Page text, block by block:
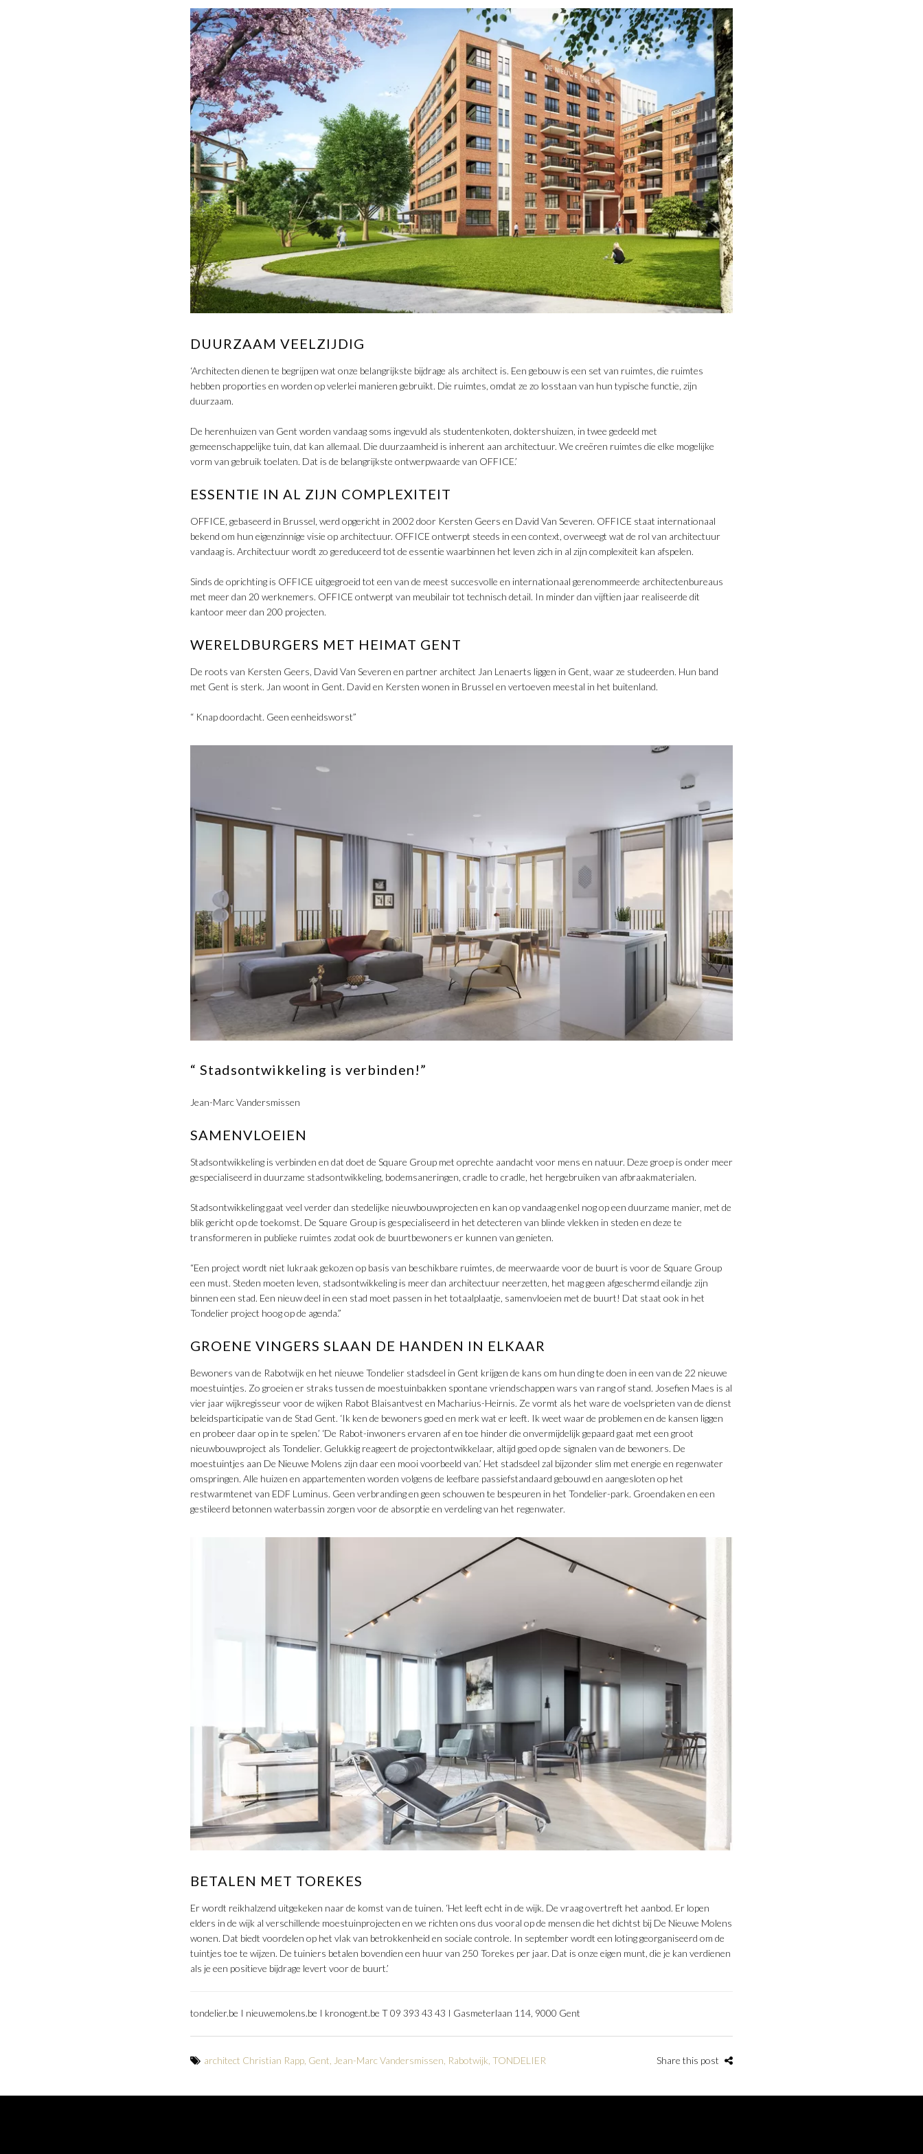
DUURZAAM VEELZIJDIG
‘Architecten dienen te begrijpen wat onze belangrijkste bijdrage als architect is. Een gebouw is een set van ruimtes, die ruimtes
hebben proporties en worden op velerlei manieren gebruikt. Die ruimtes, omdat ze zo losstaan van hun typische functie, zijn
duurzaam.
De herenhuizen van Gent worden vandaag soms ingevuld als studentenkoten, doktershuizen, in twee gedeeld met
gemeenschappelijke tuin, dat kan allemaal. Die duurzaamheid is inherent aan architectuur. We creëren ruimtes die elke mogelijke
vorm van gebruik toelaten. Dat is de belangrijkste ontwerpwaarde van OFFICE.’
ESSENTIE IN AL ZIJN COMPLEXITEIT
OFFICE, gebaseerd in Brussel, werd opgericht in 2002 door Kersten Geers en David Van Severen. OFFICE staat internationaal
bekend om hun eigenzinnige visie op architectuur. OFFICE ontwerpt steeds in een context, overweegt wat de rol van architectuur
vandaag is. Architectuur wordt zo gereduceerd tot de essentie waarbinnen het leven zich in al zijn complexiteit kan afspelen.
Sinds de oprichting is OFFICE uitgegroeid tot een van de meest succesvolle en internationaal gerenommeerde architectenbureaus
met meer dan 20 werknemers. OFFICE ontwerpt van meubilair tot technisch detail. In minder dan vijftien jaar realiseerde dit
kantoor meer dan 200 projecten.
WERELDBURGERS MET HEIMAT GENT
De roots van Kersten Geers, David Van Severen en partner architect Jan Lenaerts liggen in Gent, waar ze studeerden. Hun band
met Gent is sterk. Jan woont in Gent. David en Kersten wonen in Brussel en vertoeven meestal in het buitenland.
“ Knap doordacht. Geen eenheidsworst”
“ Stadsontwikkeling is verbinden!”
Jean-Marc Vandersmissen
SAMENVLOEIEN
Stadsontwikkeling is verbinden en dat doet de Square Group met oprechte aandacht voor mens en natuur. Deze groep is onder meer
gespecialiseerd in duurzame stadsontwikkeling, bodemsaneringen, cradle to cradle, het hergebruiken van afbraakmaterialen.
Stadsontwikkeling gaat veel verder dan stedelijke nieuwbouwprojecten en kan op vandaag enkel nog op een duurzame manier, met de
blik gericht op de toekomst. De Square Group is gespecialiseerd in het detecteren van blinde vlekken in steden en deze te
transformeren in publieke ruimtes zodat ook de buurtbewoners er kunnen van genieten.
“Een project wordt niet lukraak gekozen op basis van beschikbare ruimtes, de meerwaarde voor de buurt is voor de Square Group
een must. Steden moeten leven, stadsontwikkeling is meer dan architectuur neerzetten, het mag geen afgeschermd eilandje zijn
binnen een stad. Een nieuw deel in een stad moet passen in het totaalplaatje, samenvloeien met de buurt! Dat staat ook in het
Tondelier project hoog op de agenda.”
GROENE VINGERS SLAAN DE HANDEN IN ELKAAR
Bewoners van de Rabotwijk en het nieuwe Tondelier stadsdeel in Gent krijgen de kans om hun ding te doen in een van de 22 nieuwe
moestuintjes. Zo groeien er straks tussen de moestuinbakken spontane vriendschappen wars van rang of stand. Josefien Maes is al
vier jaar wijkregisseur voor de wijken Rabot Blaisantvest en Macharius-Heirnis. Ze vormt als het ware de voelsprieten van de dienst
beleidsparticipatie van de Stad Gent. ‘Ik ken de bewoners goed en merk wat er leeft. Ik weet waar de problemen en de kansen liggen
en probeer daar op in te spelen.’ ‘De Rabot-inwoners ervaren af en toe hinder die onvermijdelijk gepaard gaat met een groot
nieuwbouwproject als Tondelier. Gelukkig reageert de projectontwikkelaar, altijd goed op de signalen van de bewoners. De
moestuintjes aan De Nieuwe Molens zijn daar een mooi voorbeeld van.’ Het stadsdeel zal bijzonder slim met energie en regenwater
omspringen. Alle huizen en appartementen worden volgens de leefbare passiefstandaard gebouwd en aangesloten op het
restwarmtenet van EDF Luminus. Geen verbranding en geen schouwen te bespeuren in het Tondelier-park. Groendaken en een
gestileerd betonnen waterbassin zorgen voor de absorptie en verdeling van het regenwater.
BETALEN MET TOREKES
Er wordt reikhalzend uitgekeken naar de komst van de tuinen. ‘Het leeft echt in de wijk. De vraag overtreft het aanbod. Er lopen
elders in de wijk al verschillende moestuinprojecten en we richten ons dus vooral op de mensen die het dichtst bij De Nieuwe Molens
wonen. Dat biedt voordelen op het vlak van betrokkenheid en sociale controle. In september wordt een loting georganiseerd om de
tuintjes toe te wijzen. De tuiniers betalen bovendien een huur van 250 Torekes per jaar. Dat is onze eigen munt, die je kan verdienen
als je een positieve bijdrage levert voor de buurt.’
tondelier.be I nieuwemolens.be I kronogent.be T 09 393 43 43 I Gasmeterlaan 114, 9000 Gent
architect Christian Rapp Gent Jean-Marc Vandersmissen Rabotwijk TONDELIER Share this post